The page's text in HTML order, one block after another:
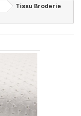
Tissu Broderie